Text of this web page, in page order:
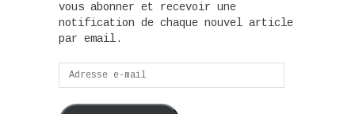
vous abonner et recevoir une
notification de chaque nouvel article
par email.
Adresse
e-
mail